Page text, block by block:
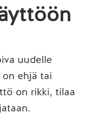
uudelle
ehjä tai
on rikki, tilaa